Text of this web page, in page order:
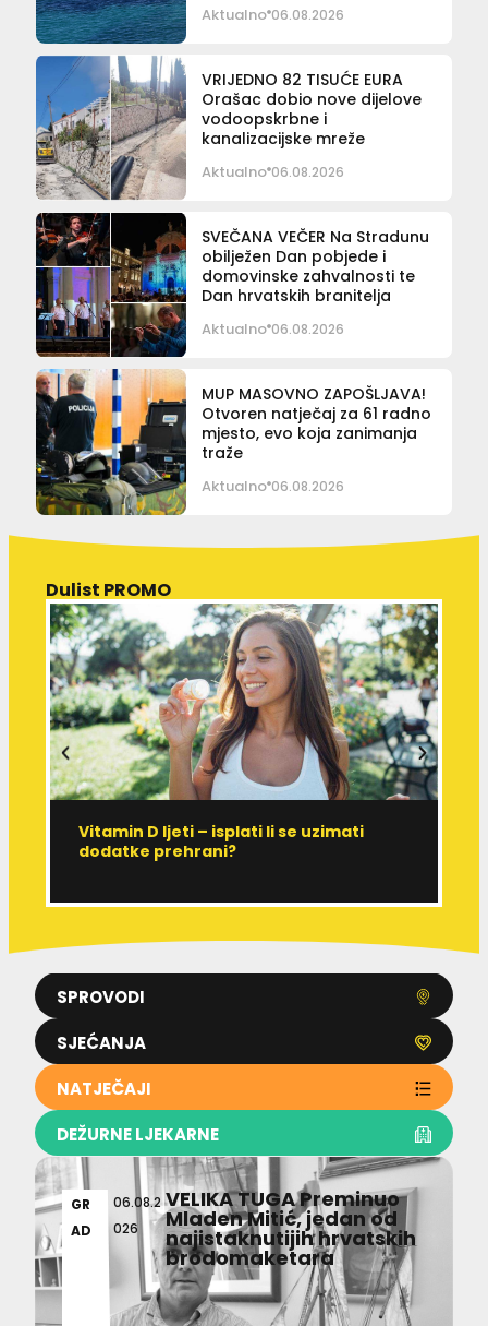
Aktualno 06.08.2026
VRIJEDNO 82 TISUĆE EURA
Orašac dobio nove dijelove
vodoopskrbne i
kanalizacijske mreže
Aktualno 06.08.2026
SVEČANA VEČER Na Stradunu
obilježen Dan pobjede i
domovinske zahvalnosti te
Dan hrvatskih branitelja
Aktualno 06.08.2026
MUP MASOVNO ZAPOŠLJAVA!
Otvoren natječaj za 61 radno
mjesto, evo koja zanimanja
traže
Aktualno 06.08.2026
SPROVODI
SJEĆANJA
NATJEČAJI
DEŽURNE LJEKARNE
Dulist PROMO
Vitamin D ljeti – isplati li se uzimati
dodatke prehrani?
GR
AD
06.08.2
026
VELIKA TUGA Preminuo
Mladen Mitić, jedan od
najistaknutijih hrvatskih
brodomaketara